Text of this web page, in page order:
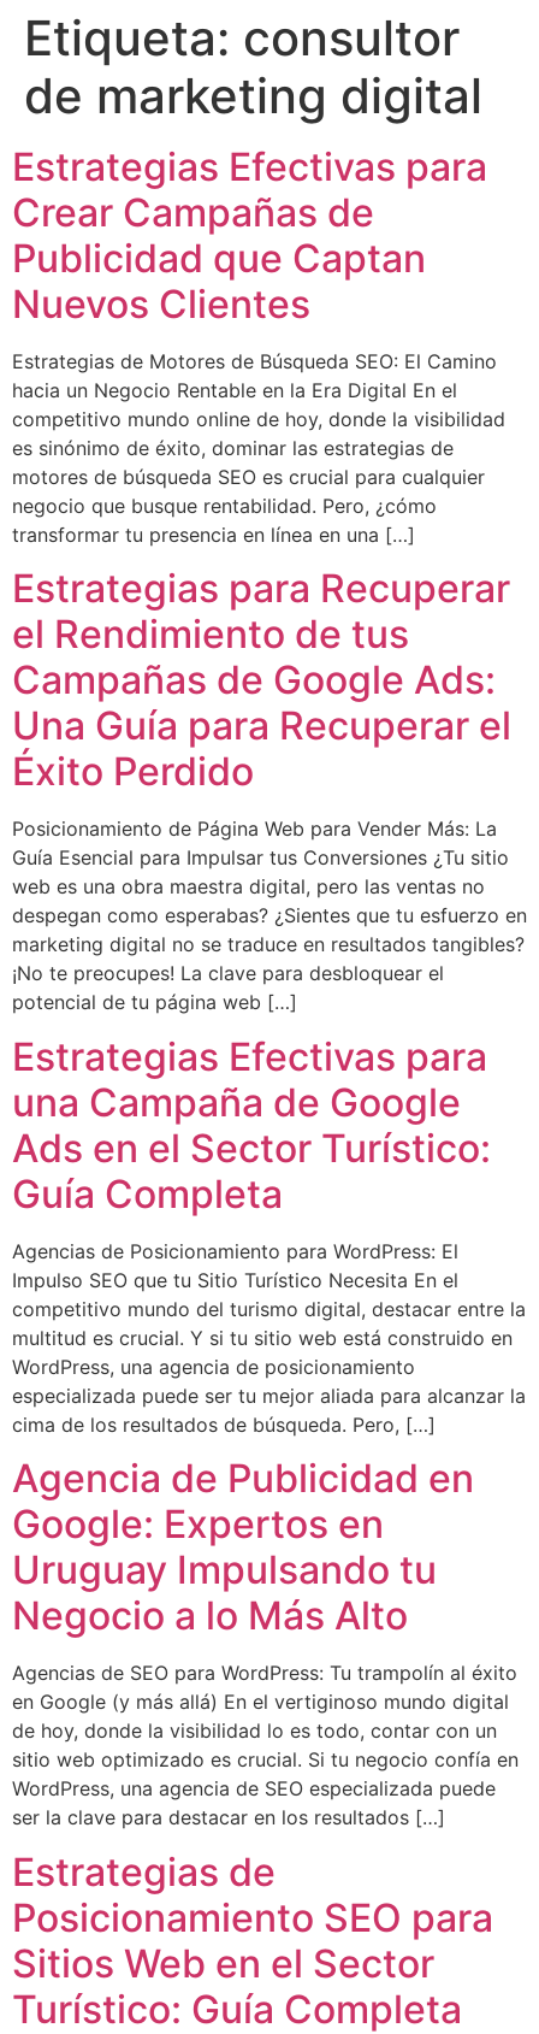
Etiqueta: consultor
de marketing digital
Estrategias Efectivas para
Crear Campañas de
Publicidad que Captan
Nuevos Clientes
Estrategias de Motores de Búsqueda SEO: El Camino
hacia un Negocio Rentable en la Era Digital En el
competitivo mundo online de hoy, donde la visibilidad
es sinónimo de éxito, dominar las estrategias de
motores de búsqueda SEO es crucial para cualquier
negocio que busque rentabilidad. Pero, ¿cómo
transformar tu presencia en línea en una […]
Estrategias para Recuperar
el Rendimiento de tus
Campañas de Google Ads:
Una Guía para Recuperar el
Éxito Perdido
Posicionamiento de Página Web para Vender Más: La
Guía Esencial para Impulsar tus Conversiones ¿Tu sitio
web es una obra maestra digital, pero las ventas no
despegan como esperabas? ¿Sientes que tu esfuerzo en
marketing digital no se traduce en resultados tangibles?
¡No te preocupes! La clave para desbloquear el
potencial de tu página web […]
Estrategias Efectivas para
una Campaña de Google
Ads en el Sector Turístico:
Guía Completa
Agencias de Posicionamiento para WordPress: El
Impulso SEO que tu Sitio Turístico Necesita En el
competitivo mundo del turismo digital, destacar entre la
multitud es crucial. Y si tu sitio web está construido en
WordPress, una agencia de posicionamiento
especializada puede ser tu mejor aliada para alcanzar la
cima de los resultados de búsqueda. Pero, […]
Agencia de Publicidad en
Google: Expertos en
Uruguay Impulsando tu
Negocio a lo Más Alto
Agencias de SEO para WordPress: Tu trampolín al éxito
en Google (y más allá) En el vertiginoso mundo digital
de hoy, donde la visibilidad lo es todo, contar con un
sitio web optimizado es crucial. Si tu negocio confía en
WordPress, una agencia de SEO especializada puede
ser la clave para destacar en los resultados […]
Estrategias de
Posicionamiento SEO para
Sitios Web en el Sector
Turístico: Guía Completa